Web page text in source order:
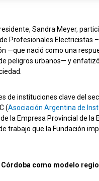
Sandra Meyer,
Profesionales Electricistas
—que nació como una
peligros urbanos— y
de instituciones clave del
(Asociación Argentina de
la Empresa Provincial de la
trabajo que la Fundación
como modelo